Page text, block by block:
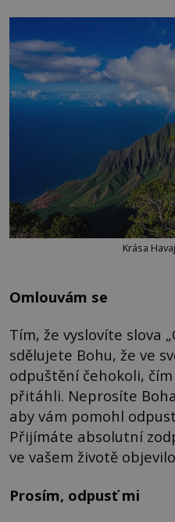
Krása
Omlouvám se
Tím, že vyslovíte slova
sdělujete Bohu, že ve
odpuštění čehokoli,
přitáhli. Neprosíte
aby vám pomohl
Přijímáte absolutní
ve vašem životě
Prosím, odpusť mi